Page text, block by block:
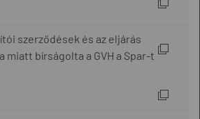
szerződések és az eljárás
miatt bírságolta a GVH a Spar-t